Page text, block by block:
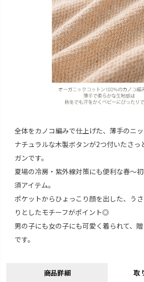
全体をカノコ編みで仕上げた、薄手のニッ
ナチュラルな木製ボタンが2つ付いたさっ
ガンです。
夏場の冷房・紫外線対策にも便利な春～
須アイテム。
ポケットからひょっこり顔を出した、う
りとしたモチーフがポイント◎
男の子にも女の子にも可愛く着られて、
です。
商品詳細 取